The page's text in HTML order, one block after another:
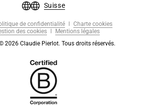
Suisse
de confidentialité
Charte cookies
des cookies
Mentions légales
2026 Claudie Pierlot. Tous droits réservés.